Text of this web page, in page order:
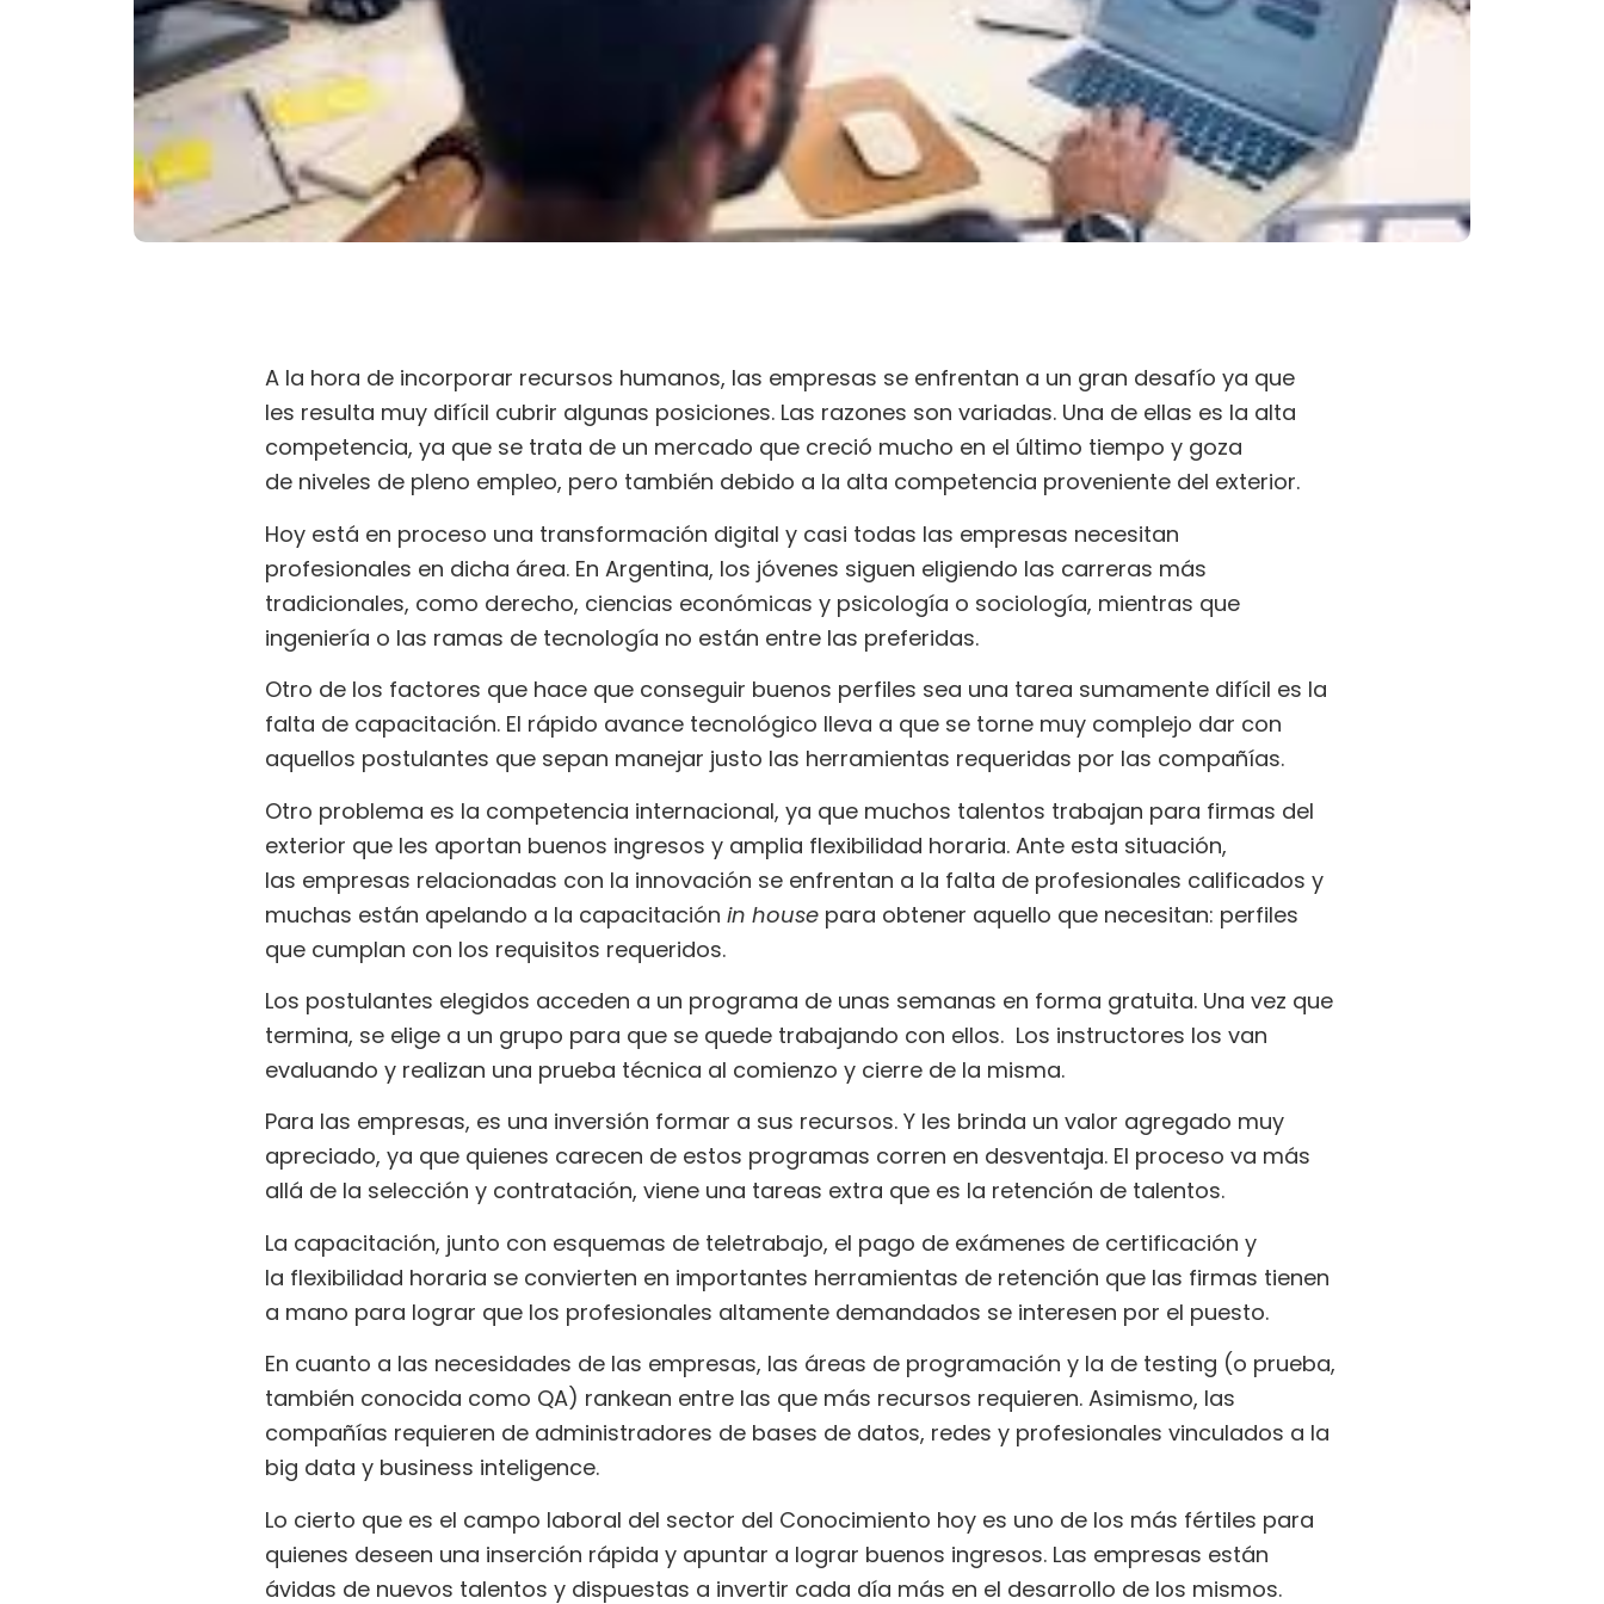
A la hora de incorporar recursos humanos, las empresas se enfrentan a un gran desafío ya que
les resulta muy difícil cubrir algunas posiciones. Las razones son variadas. Una de ellas es la alta
competencia, ya que se trata de un mercado que creció mucho en el último tiempo y goza
de niveles de pleno empleo, pero también debido a la alta competencia proveniente del exterior.
Hoy está en proceso una transformación digital y casi todas las empresas necesitan
profesionales en dicha área. En Argentina, los jóvenes siguen eligiendo las carreras más
tradicionales, como derecho, ciencias económicas y psicología o sociología, mientras que
ingeniería o las ramas de tecnología no están entre las preferidas.
Otro de los factores que hace que conseguir buenos perfiles sea una tarea sumamente difícil es la
falta de capacitación. El rápido avance tecnológico lleva a que se torne muy complejo dar con
aquellos postulantes que sepan manejar justo las herramientas requeridas por las compañías.
Otro problema es la competencia internacional, ya que muchos talentos trabajan para firmas del
exterior que les aportan buenos ingresos y amplia flexibilidad horaria. Ante esta situación,
las empresas relacionadas con la innovación se enfrentan a la falta de profesionales calificados y
muchas están apelando a la capacitación in house para obtener aquello que necesitan: perfiles
que cumplan con los requisitos requeridos.
Los postulantes elegidos acceden a un programa de unas semanas en forma gratuita. Una vez que
termina, se elige a un grupo para que se quede trabajando con ellos. Los instructores los van
evaluando y realizan una prueba técnica al comienzo y cierre de la misma.
Para las empresas, es una inversión formar a sus recursos. Y les brinda un valor agregado muy
apreciado, ya que quienes carecen de estos programas corren en desventaja. El proceso va más
allá de la selección y contratación, viene una tareas extra que es la retención de talentos.
La capacitación, junto con esquemas de teletrabajo, el pago de exámenes de certificación y
la flexibilidad horaria se convierten en importantes herramientas de retención que las firmas tienen
a mano para lograr que los profesionales altamente demandados se interesen por el puesto.
En cuanto a las necesidades de las empresas, las áreas de programación y la de testing (o prueba,
también conocida como QA) rankean entre las que más recursos requieren. Asimismo, las
compañías requieren de administradores de bases de datos, redes y profesionales vinculados a la
big data y business inteligence.
Lo cierto que es el campo laboral del sector del Conocimiento hoy es uno de los más fértiles para
quienes deseen una inserción rápida y apuntar a lograr buenos ingresos. Las empresas están
ávidas de nuevos talentos y dispuestas a invertir cada día más en el desarrollo de los mismos.